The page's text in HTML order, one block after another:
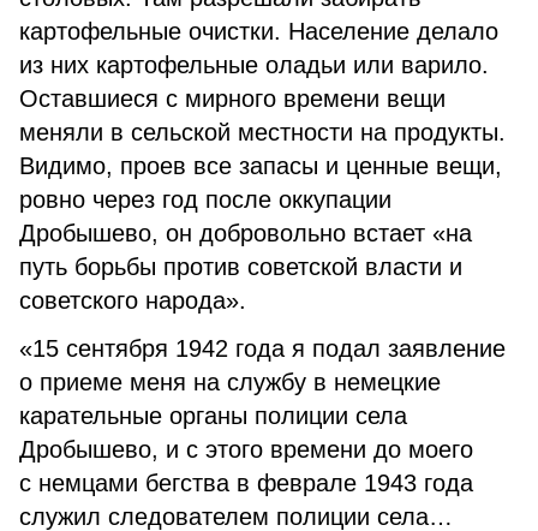
картофельные очистки. Население делало
из них картофельные оладьи или варило.
Оставшиеся с мирного времени вещи
меняли в сельской местности на продукты.
Видимо, проев все запасы и ценные вещи,
ровно через год после оккупации
Дробышево, он добровольно встает «на
путь борьбы против советской власти и
советского народа».
«15 сентября 1942 года я подал заявление
о приеме меня на службу в немецкие
карательные органы полиции села
Дробышево, и с этого времени до моего
с немцами бегства в феврале 1943 года
служил следователем полиции села…